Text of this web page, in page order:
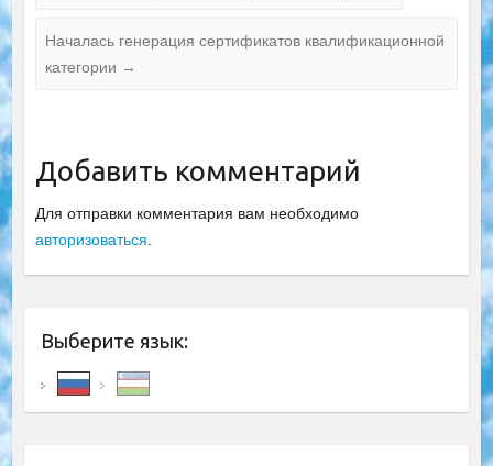
Началась генерация сертификатов квалификационной
категории →
Добавить комментарий
Для отправки комментария вам необходимо
авторизоваться.
Выберите язык: